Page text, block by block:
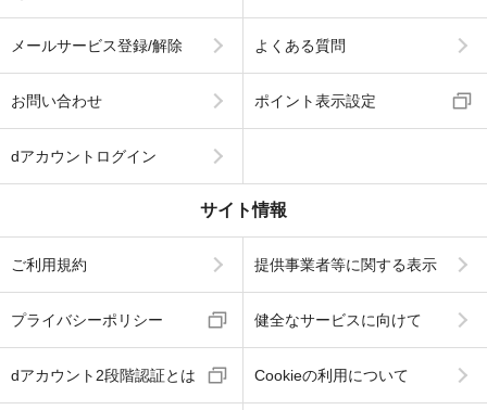
メールサービス登録/解除 よくある質問
お問い合わせ ポイント表示設定
dアカウントログイン
サイト情報
ご利用規約 提供事業者等に関する表示
プライバシーポリシー 健全なサービスに向けて
dアカウント2段階認証とは Cookieの利用について